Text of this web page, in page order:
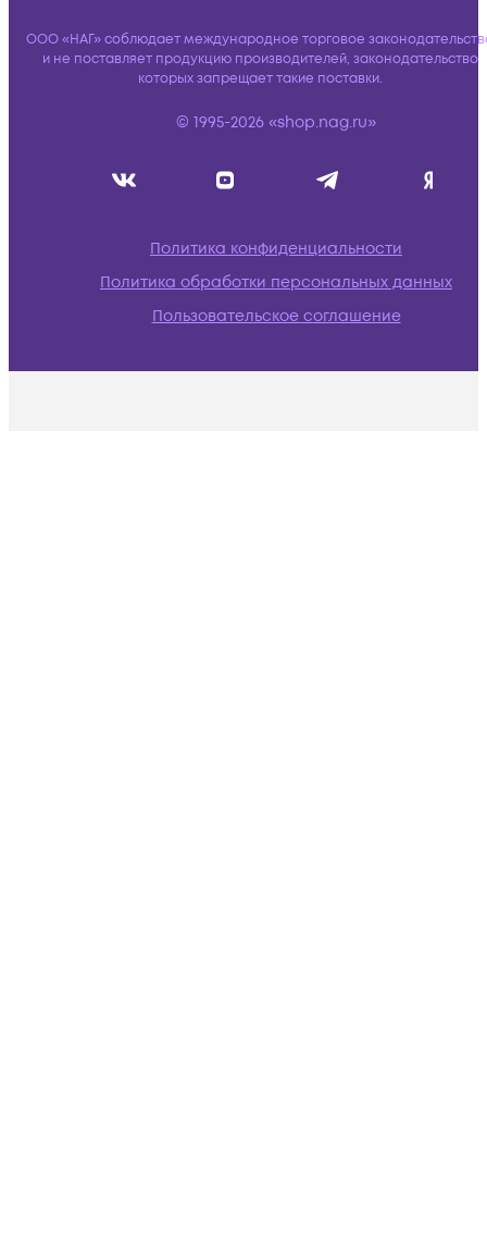
ООО «НАГ» соблюдает международное торговое
и не поставляет продукцию производителей, законодательство
которых запрещает такие поставки.
© 1995-2026 «shop.nag.ru»
Политика конфиденциальности
Политика обработки персональных данных
Пользовательское соглашение